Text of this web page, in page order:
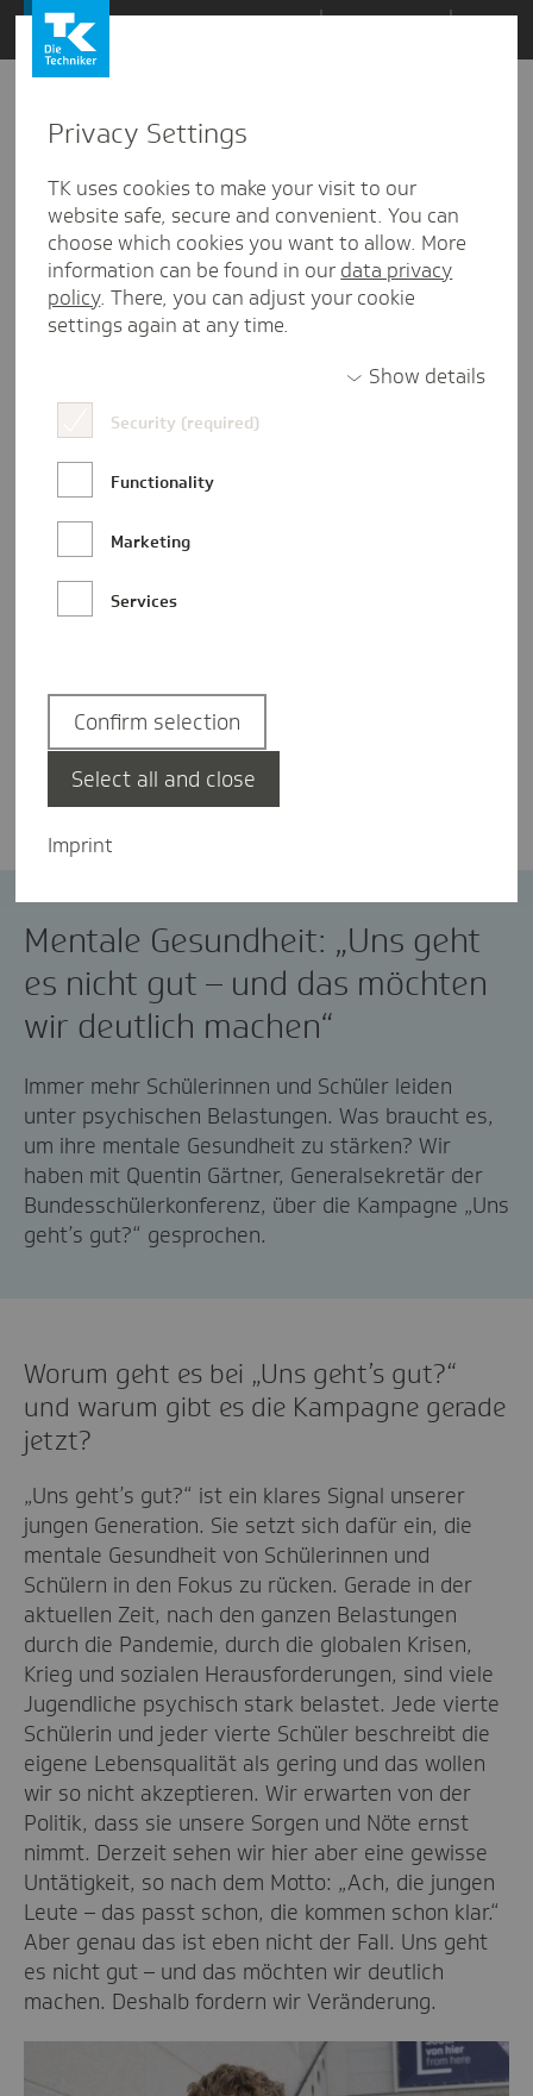
Zum
Inhalt
springen
den
Kommentaren
Marla Scherret
Mentale Gesundheit: „Uns geht
es nicht gut – und das möchten
wir deutlich machen“
Immer mehr Schülerinnen und Schüler leiden
unter psychischen Belastungen. Was braucht es,
um ihre mentale Gesundheit zu stärken? Wir
haben mit Quentin Gärtner, Generalsekretär der
Bundesschülerkonferenz, über die Kampagne „Uns
geht’s gut?“ gesprochen.
Worum geht es bei „Uns geht’s gut?“
und warum gibt es die Kampagne gerade
jetzt?
„Uns geht’s gut?“ ist ein klares Signal unserer
jungen Generation. Sie setzt sich dafür ein, die
mentale Gesundheit von Schülerinnen und
Schülern in den Fokus zu rücken. Gerade in der
aktuellen Zeit, nach den ganzen Belastungen
durch die Pandemie, durch die globalen Krisen,
Krieg und sozialen Herausforderungen, sind viele
Jugendliche psychisch stark belastet. Jede vierte
Schülerin und jeder vierte Schüler beschreibt die
eigene Lebensqualität als gering und das wollen
wir so nicht akzeptieren. Wir erwarten von der
Politik, dass sie unsere Sorgen und Nöte ernst
nimmt. Derzeit sehen wir hier aber eine gewisse
Untätigkeit, so nach dem Motto: „Ach, die jungen
Leute – das passt schon, die kommen schon klar.“
Aber genau das ist eben nicht der Fall. Uns geht
es nicht gut – und das möchten wir deutlich
machen. Deshalb fordern wir Veränderung.
Privacy Settings
TK uses cookies to make your visit to our
website safe, secure and convenient. You can
choose which cookies you want to allow. More
information can be found in our data privacy
policy. There, you can adjust your cookie
settings again at any time.
Show details
Security (required)
Functionality
Marketing
Services
Imprint
Confirm selection
Select all and close